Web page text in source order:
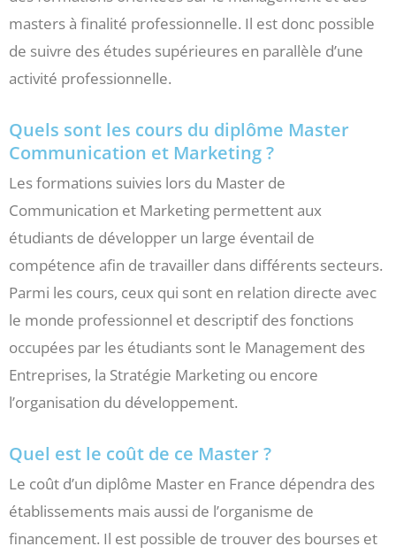
masters à finalité professionnelle. Il est donc possible
de suivre des études supérieures en parallèle d’une
activité professionnelle.
Quels sont les cours du diplôme Master
Communication et Marketing ?
Les formations suivies lors du Master de
Communication et Marketing permettent aux
étudiants de développer un large éventail de
compétence afin de travailler dans différents secteurs.
Parmi les cours, ceux qui sont en relation directe avec
le monde professionnel et descriptif des fonctions
occupées par les étudiants sont le Management des
Entreprises, la Stratégie Marketing ou encore
l’organisation du développement.
Quel est le coût de ce Master ?
Le coût d’un diplôme Master en France dépendra des
établissements mais aussi de l’organisme de
financement. Il est possible de trouver des bourses et